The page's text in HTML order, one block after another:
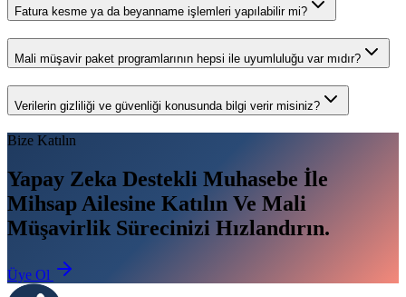
Fatura kesme ya da beyanname işlemleri yapılabilir mi?
Mali müşavir paket programlarının hepsi ile uyumluluğu var mıdır?
Verilerin gizliliği ve güvenliği konusunda bilgi verir misiniz?
Bize Katılın
Yapay Zeka Destekli Muhasebe İle
Mihsap Ailesine Katılın Ve Mali
Müşavirlik Sürecinizi Hızlandırın.
Üye Ol